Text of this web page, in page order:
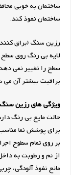
ساختمان به خوبی
ساختمان نفوذ کند.
رزین سنگ (براق
لایه بی رنگ روی
سطح را تغییر نمی
براقیت بیشتر آن می
ویژگی های رزین
حالت مایع بی رنگ
برای پوشش نما
بر روی تمام سطوح
از نم و رطوبت به
مانع نفوذ آلودگی،